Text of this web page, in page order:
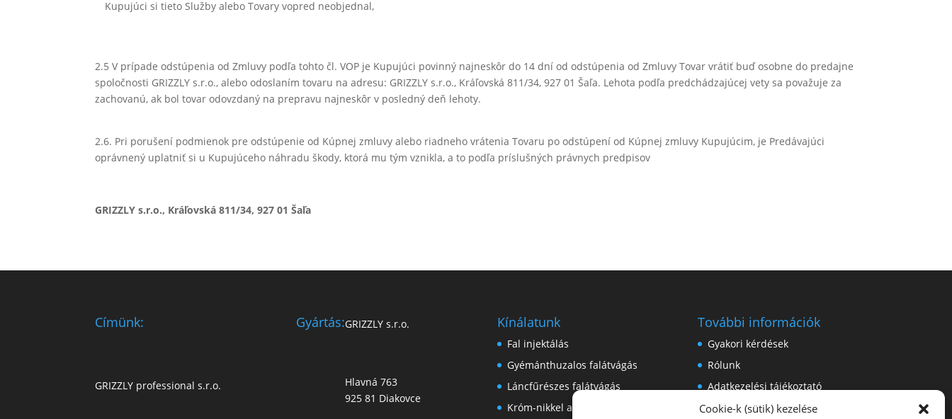
Cookie-k (sütik) kezelése
Kupujúci si tieto Služby alebo Tovary vopred neobjednal,
2.5 V prípade odstúpenia od Zmluvy podľa tohto čl. VOP je Kupujúci povinný najneskôr do 14 dní od odstúpenia od Zmluvy Tovar vrátiť buď osobne do predajne
spoločnosti GRIZZLY s.r.o., alebo odoslaním tovaru na adresu: GRIZZLY s.r.o., Kráľovská 811/34, 927 01 Šaľa. Lehota podľa predchádzajúcej vety sa považuje za
zachovanú, ak bol tovar odovzdaný na prepravu najneskôr v posledný deň lehoty.
2.6. Pri porušení podmienok pre odstúpenie od Kúpnej zmluvy alebo riadneho vrátenia Tovaru po odstúpení od Kúpnej zmluvy Kupujúcim, je Predávajúci
oprávnený uplatniť si u Kupujúceho náhradu škody, ktorá mu tým vznikla, a to podľa príslušných právnych predpisov
GRIZZLY s.r.o., Kráľovská 811/34, 927 01 Šaľa
Címünk:
GRIZZLY professional s.r.o.
Gyártás:GRIZZLY s.r.o.
Hlavná 763
925 81 Diakovce
Kínálatunk
Fal injektálás
Gyémánthuzalos falátvágás
Láncfűrészes falátvágás
Króm-nikkel acél lemezek
További információk
Gyakori kérdések
Rólunk
Adatkezelési tájékoztató